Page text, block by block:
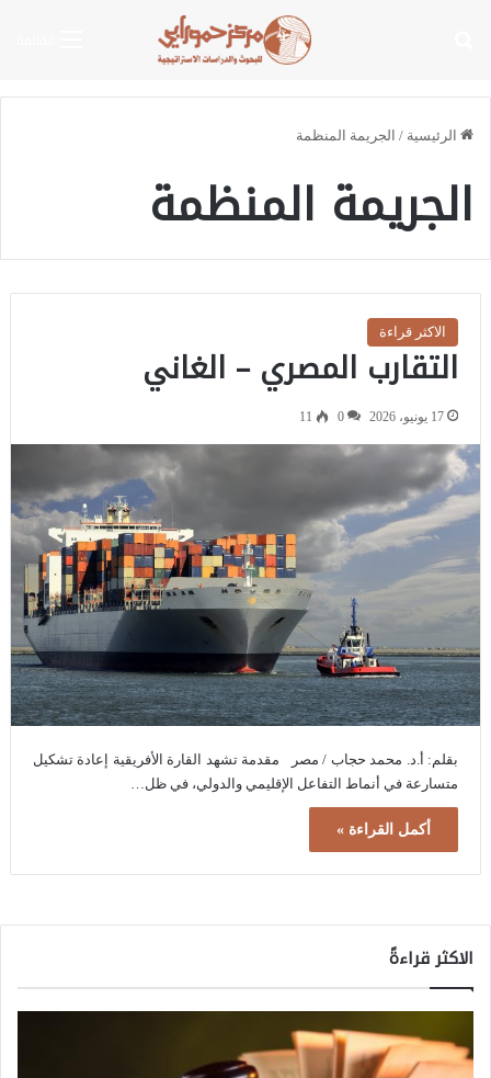
الرئيسية / الجريمة المنظمة
الجريمة المنظمة
الاكثر قراءة
التقارب المصري – الغاني
17 يونيو، 2026 0
11
بقلم: أ.د. محمد حجاب / مصر مقدمة تشهد القارة الأفريقية إعادة تشكيل
متسارعة في أنماط التفاعل الإقليمي والدولي، في ظل…
أكمل القراءة »
الاكثر قراءةً